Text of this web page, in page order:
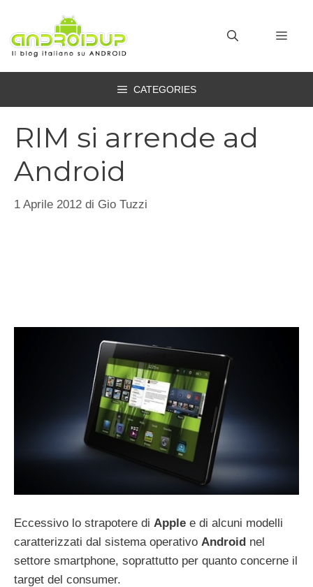
contenuto
CATEGORIES
RIM si arrende ad
Android
1 Aprile 2012 di Gio Tuzzi
Eccessivo lo strapotere di Apple e di alcuni modelli
caratterizzati dal sistema operativo Android nel
settore smartphone, soprattutto per quanto concerne il
target del consumer.